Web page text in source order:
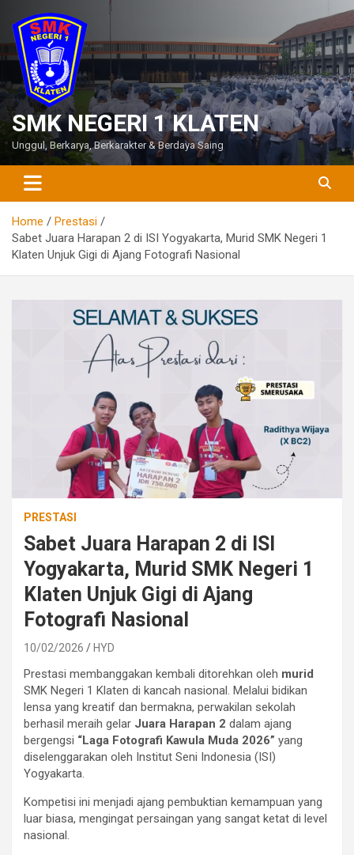
content
SMK NEGERI 1 KLATEN
Unggul, Berkarya, Berkarakter & Berdaya Saing
Home
Prestasi
Sabet Juara Harapan 2 di ISI Yogyakarta, Murid SMK Negeri 1
Klaten Unjuk Gigi di Ajang Fotografi Nasional
PRESTASI
Sabet Juara Harapan 2 di ISI
Yogyakarta, Murid SMK Negeri 1
Klaten Unjuk Gigi di Ajang
Fotografi Nasional
10/02/2026 HYD
Prestasi membanggakan kembali ditorehkan oleh murid
SMK Negeri 1 Klaten di kancah nasional. Melalui bidikan
lensa yang kreatif dan bermakna, perwakilan sekolah
berhasil meraih gelar Juara Harapan 2 dalam ajang
bergengsi “Laga Fotografi Kawula Muda 2026” yang
diselenggarakan oleh Institut Seni Indonesia (ISI)
Yogyakarta.
Kompetisi ini menjadi ajang pembuktian kemampuan yang
luar biasa, mengingat persaingan yang sangat ketat di level
nasional.